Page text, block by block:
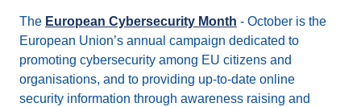
The European Cybersecurity Month - October is the
European Union’s annual campaign dedicated to
promoting cybersecurity among EU citizens and
organisations, and to providing up-to-date online
security information through awareness raising and